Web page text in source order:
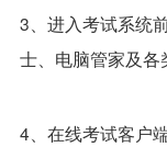
3、进入考试系统
士、电脑管家及各
4、在线考试客户